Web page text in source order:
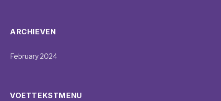
ARCHIEVEN
February 2024
VOETTEKSTMENU